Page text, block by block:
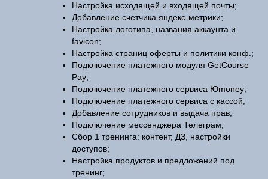
Настройка исходящей и входящей почты;
Добавление счетчика яндекс-метрики;
Настройка логотипа, названия аккаунта и
favicon;
Настройка страниц оферты и политики конф.;
Подключение платежного модуля GetCourse
Pay;
Подключение платежного сервиса Юmoney;
Подключение платежного сервиса с кассой;
Добавление сотрудников и выдача прав;
Подключение мессенджера Телеграм;
Сбор 1 тренинга: контент, ДЗ, настройки
доступов;
Настройка продуктов и предложений под
тренинг;